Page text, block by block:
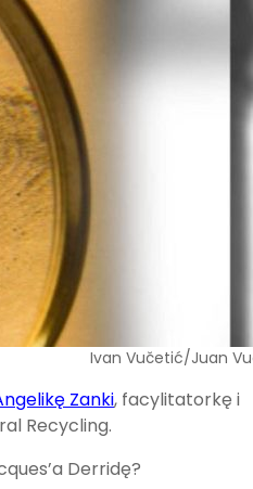
Ivan Vučetić/Juan
Zanki, facylitatorkę i
Recycling.
Derridę?